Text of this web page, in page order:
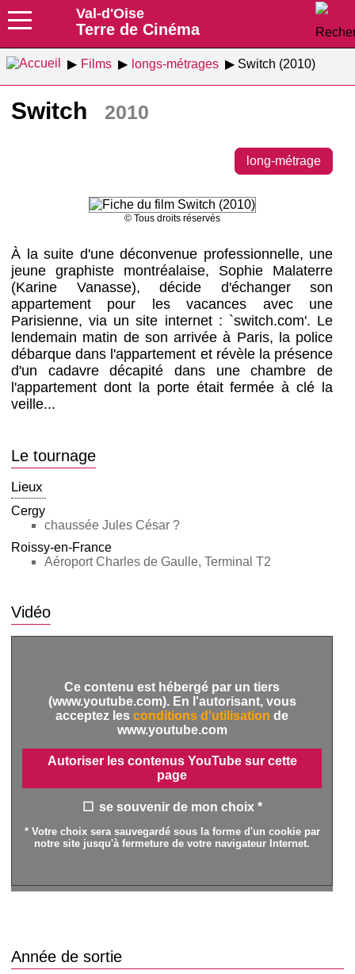
Val-d'Oise
Terre de Cinéma
Films longs-métrages Switch (2010)
Switch 2010
long-métrage
© Tous droits réservés
À la suite d'une déconvenue professionnelle, une
jeune graphiste montréalaise, Sophie Malaterre
(Karine Vanasse), décide d'échanger son
appartement pour les vacances avec une
Parisienne, via un site internet : `switch.com'. Le
lendemain matin de son arrivée à Paris, la police
débarque dans l'appartement et révèle la présence
d'un cadavre décapité dans une chambre de
l'appartement dont la porte était fermée à clé la
veille...
Le tournage
Lieux
Cergy
chaussée Jules César ?
Roissy-en-France
Aéroport Charles de Gaulle, Terminal T2
Vidéo
Ce contenu est hébergé par un tiers
(www.youtube.com). En l'autorisant, vous
acceptez les conditions d'utilisation de
www.youtube.com
Autoriser les contenus YouTube sur cette
page
se souvenir de mon choix *
* Votre choix sera sauvegardé sous la forme d'un cookie par
notre site jusqu'à fermeture de votre navigateur Internet.
Année de sortie